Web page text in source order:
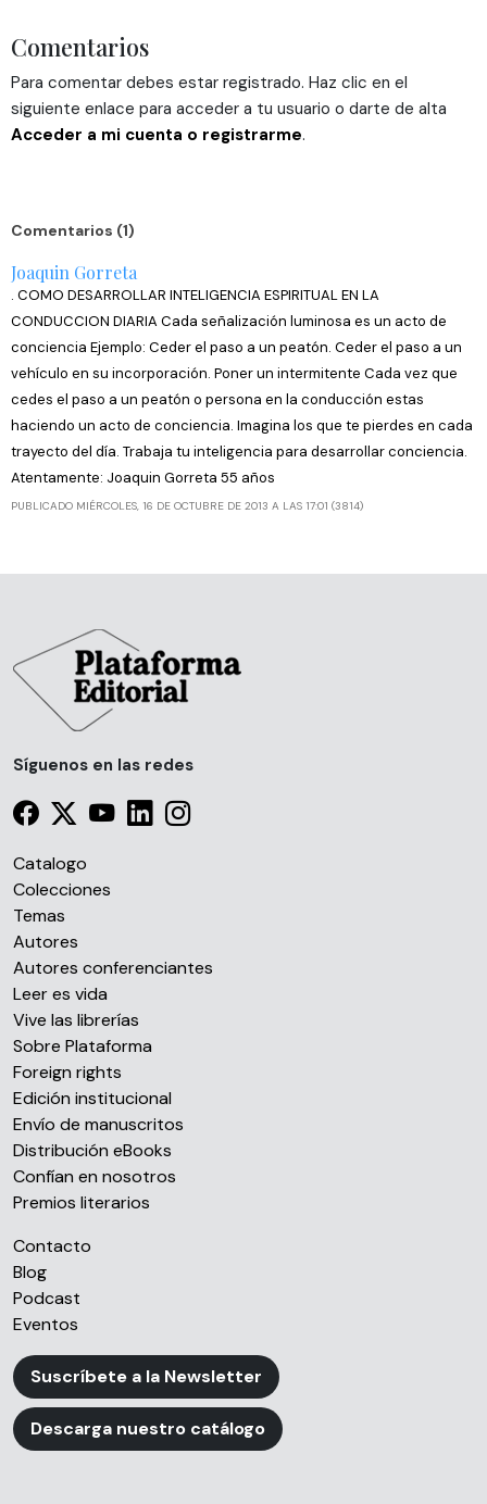
web, quienes pueden combinarla con otra información
que les haya proporcionado o que hayan recopilado a
partir del uso que haya hecho de sus servicios.
Comentarios
Para comentar debes estar registrado. Haz clic en el
siguiente enlace para acceder a tu usuario o darte de alta
Acceder a mi cuenta o registrarme.
Comentarios (1)
Joaquin Gorreta
. COMO DESARROLLAR INTELIGENCIA ESPIRITUAL EN LA
CONDUCCION DIARIA Cada señalización luminosa es un acto de
conciencia Ejemplo: Ceder el paso a un peatón. Ceder el paso a un
vehículo en su incorporación. Poner un intermitente Cada vez que
cedes el paso a un peatón o persona en la conducción estas
haciendo un acto de conciencia. Imagina los que te pierdes en cada
trayecto del día. Trabaja tu inteligencia para desarrollar conciencia.
Atentamente: Joaquin Gorreta 55 años
PUBLICADO MIÉRCOLES, 16 DE OCTUBRE DE 2013 A LAS 17:01 (3814)
Síguenos en las redes
Catalogo
Colecciones
Temas
Autores
Autores conferenciantes
Leer es vida
Vive las librerías
Sobre Plataforma
Foreign rights
Edición institucional
Envío de manuscritos
Distribución eBooks
Confían en nosotros
Premios literarios
Contacto
Blog
Podcast
Eventos
Suscríbete a la Newsletter
Descarga nuestro catálogo